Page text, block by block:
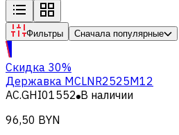
Фильтры Сначала популярные
Скидка 30%
Державка MCLNR2525M12
AC.GHI01552 В наличии
96,50 BYN